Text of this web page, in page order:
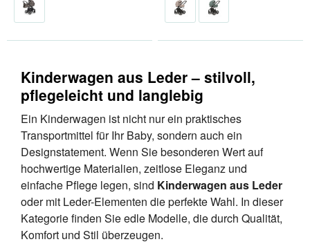
Kinderwagen aus Leder – stilvoll,
pflegeleicht und langlebig
Ein Kinderwagen ist nicht nur ein praktisches
Transportmittel für Ihr Baby, sondern auch ein
Designstatement. Wenn Sie besonderen Wert auf
hochwertige Materialien, zeitlose Eleganz und
einfache Pflege legen, sind Kinderwagen aus Leder
oder mit Leder-Elementen die perfekte Wahl. In dieser
Kategorie finden Sie edle Modelle, die durch Qualität,
Komfort und Stil überzeugen.